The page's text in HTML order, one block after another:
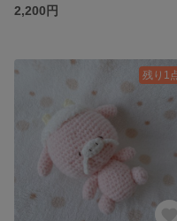
2,200円
残り1